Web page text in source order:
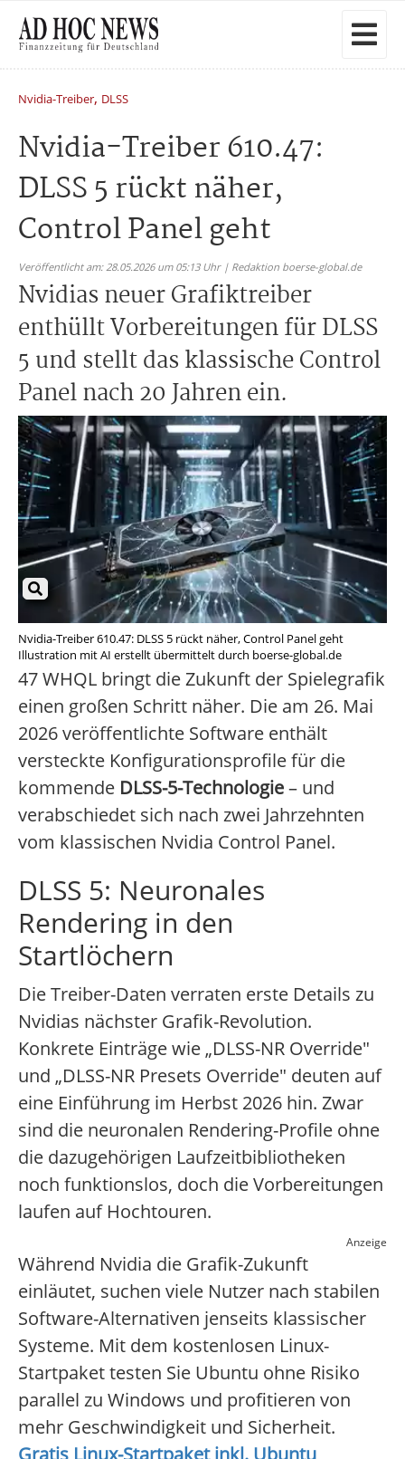
Nvidia-Treiber, DLSS
Nvidia-Treiber 610.47:
DLSS 5 rückt näher,
Control Panel geht
Veröffentlicht am: 28.05.2026 um 05:13 Uhr | Redaktion boerse-global.de
Nvidias neuer Grafiktreiber
enthüllt Vorbereitungen für DLSS
5 und stellt das klassische Control
Panel nach 20 Jahren ein.
Nvidia-Treiber 610.47: DLSS 5 rückt näher, Control Panel geht
Illustration mit AI erstellt übermittelt durch boerse-global.de
47 WHQL bringt die Zukunft der Spielegrafik
einen großen Schritt näher. Die am 26. Mai
2026 veröffentlichte Software enthält
versteckte Konfigurationsprofile für die
kommende DLSS-5-Technologie– und
verabschiedet sich nach zwei Jahrzehnten
vom klassischen Nvidia Control Panel.
DLSS 5: Neuronales
Rendering in den
Startlöchern
Die Treiber-Daten verraten erste Details zu
Nvidias nächster Grafik-Revolution.
Konkrete Einträge wie „DLSS-NR Override"
und „DLSS-NR Presets Override" deuten auf
eine Einführung im Herbst 2026 hin. Zwar
sind die neuronalen Rendering-Profile ohne
die dazugehörigen Laufzeitbibliotheken
noch funktionslos, doch die Vorbereitungen
laufen auf Hochtouren.
Anzeige
Während Nvidia die Grafik-Zukunft
einläutet, suchen viele Nutzer nach stabilen
Software-Alternativen jenseits klassischer
Systeme. Mit dem kostenlosen Linux-
Startpaket testen Sie Ubuntu ohne Risiko
parallel zu Windows und profitieren von
mehr Geschwindigkeit und Sicherheit.